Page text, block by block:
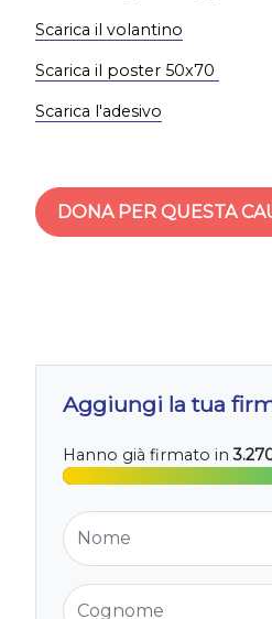
Scarica il volantino
Scarica il poster 50x70
Scarica l'adesivo
DONA PER QUESTA
Aggiungi la tua
Hanno già firmato in
Nome
Cognome